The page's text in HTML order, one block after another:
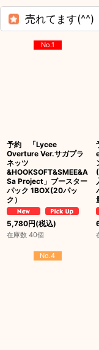
売れてます(^^)
No.1
予約 「Lycee
Overture Ver.サガプラ
ネッツ
&HOOKSOFT&SMEE&A
Sa Project」ブースター
パック 1BOX(20パッ
ク）
5,780円(税込)
在庫数 40個
No.4